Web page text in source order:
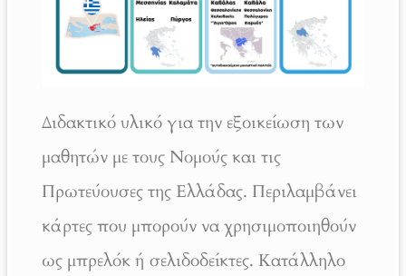
Διδακτικό υλικό για την εξοικείωση των
μαθητών με τους Νομούς και τις
Πρωτεύουσες της Ελλάδας. Περιλαμβάνει
κάρτες που μπορούν να χρησιμοποιηθούν
ως μπρελόκ ή σελιδοδείκτες. Κατάλληλο